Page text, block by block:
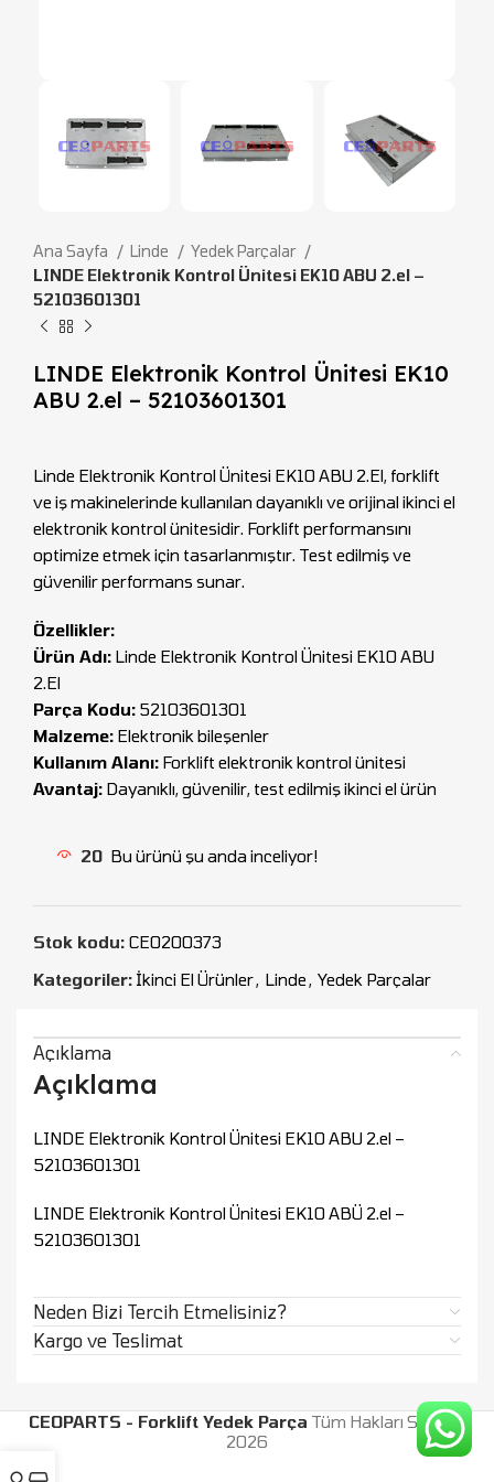
Ana Sayfa Linde
Yedek Parçalar
LINDE Elektronik Kontrol Ünitesi EK10 ABU 2.el –
52103601301
LINDE Elektronik Kontrol Ünitesi EK10
ABU 2.el – 52103601301
Linde Elektronik Kontrol Ünitesi EK10 ABU 2.El, forklift
ve iş makinelerinde kullanılan dayanıklı ve orijinal ikinci el
elektronik kontrol ünitesidir. Forklift performansını
optimize etmek için tasarlanmıştır. Test edilmiş ve
güvenilir performans sunar.
Özellikler:
Ürün Adı: Linde Elektronik Kontrol Ünitesi EK10 ABU
2.El
Parça Kodu: 52103601301
Malzeme: Elektronik bileşenler
Kullanım Alanı: Forklift elektronik kontrol ünitesi
Avantaj: Dayanıklı, güvenilir, test edilmiş ikinci el ürün
20 Bu ürünü şu anda inceliyor!
Stok kodu: CEO200373
Kategoriler: İkinci El Ürünler, Linde, Yedek Parçalar
Açıklama
Açıklama
LINDE Elektronik Kontrol Ünitesi EK10 ABU 2.el –
52103601301
LINDE Elektronik Kontrol Ünitesi EK10 ABÜ 2.el –
52103601301
Neden Bizi Tercih Etmelisiniz?
Kargo ve Teslimat
CEOPARTS - Forklift Yedek Parça Tüm Hakları Saklıdır.
2026